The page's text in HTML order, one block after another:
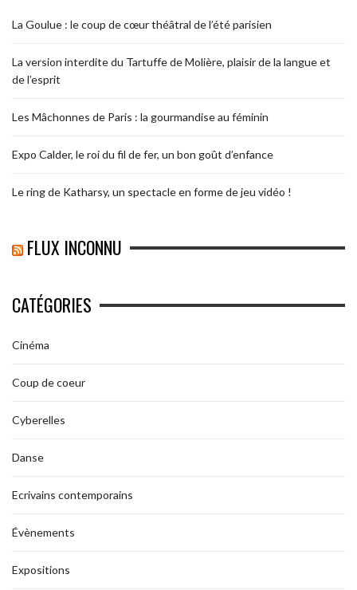
La Goulue : le coup de cœur théâtral de l’été parisien
La version interdite du Tartuffe de Molière, plaisir de la langue et
de l’esprit
Les Mâchonnes de Paris : la gourmandise au féminin
Expo Calder, le roi du fil de fer, un bon goût d’enfance
Le ring de Katharsy, un spectacle en forme de jeu vidéo !
FLUX INCONNU
CATÉGORIES
Cinéma
Coup de coeur
Cyberelles
Danse
Ecrivains contemporains
Évènements
Expositions